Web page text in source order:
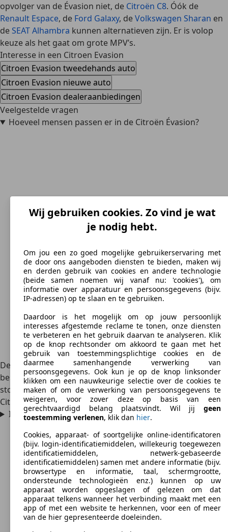
opvolger van de Évasion niet, de Citroën C8. Óók de
Renault Espace, de Ford Galaxy, deVolkswagen Sharan en
deSEAT Alhambra kunnen alternatieven zijn. Er is volop
keuze als het gaat om grote MPV’s.
Interesse in een Citroen Evasion
Citroen Evasion tweedehands auto
Citroen Evasion nieuwe auto
Citroen Evasion dealeraanbiedingen
Veelgestelde vragen
Hoeveel mensen passen er in de Citroën Évasion?
De Évasion heeft een flexibel interieur en biedt behalve de
bestuurder plaats aan nog één tot zes passagiers. Alle
stoelen van de tweede en derde zitrij in de grote MPV van
Citroën zijn individueel te verwijderen als je dat wilt.
Is de Citroën Évasion een betrouwbare auto?
Wij gebruiken cookies. Zo vind je wat
je nodig hebt.
Om jou een zo goed mogelijke gebruikerservaring met
de door ons aangeboden diensten te bieden, maken wij
en derden gebruik van cookies en andere technologie
(beide samen noemen wij vanaf nu: 'cookies'), om
informatie over apparatuur en persoonsgegevens (bijv.
IP-adressen) op te slaan en te gebruiken.
Daardoor is het mogelijk om op jouw persoonlijk
interesses afgestemde reclame te tonen, onze diensten
te verbeteren en het gebruik daarvan te analyseren. Klik
op de knop rechtsonder om akkoord te gaan met het
gebruik van toestemmingsplichtige cookies en de
daarmee samenhangende verwerking van
persoonsgegevens. Ook kun je op de knop linksonder
klikken om een nauwkeurige selectie over de cookies te
maken of om de verwerking van persoonsgegevens te
weigeren, voor zover deze op basis van een
gerechtvaardigd belang plaatsvindt. Wil jij geen
toestemming verlenen, klik dan hier.
Cookies, apparaat- of soortgelijke online-identificatoren
(bijv. login-identificatiemiddelen, willekeurig toegewezen
identificatiemiddelen, netwerk-gebaseerde
identificatiemiddelen) samen met andere informatie (bijv.
browsertype en informatie, taal, schermgrootte,
ondersteunde technologieën enz.) kunnen op uw
apparaat worden opgeslagen of gelezen om dat
apparaat telkens wanneer het verbinding maakt met een
app of met een website te herkennen, voor een of meer
van de hier gepresenteerde doeleinden.